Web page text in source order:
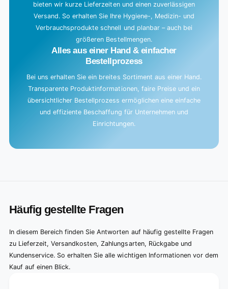
bieten wir kurze Lieferzeiten und einen zuverlässigen
Versand. So erhalten Sie Ihre Hygiene-, Medizin- und
Verbrauchsprodukte schnell und planbar – auch bei
größeren Bestellmengen.
Alles aus einer Hand & einfacher
Bestellprozess
Bei uns erhalten Sie ein breites Sortiment aus einer Hand.
Transparente Produktinformationen, faire Preise und ein
übersichtlicher Bestellprozess ermöglichen eine einfache
und effiziente Beschaffung für Unternehmen und
Einrichtungen.
Häufig gestellte Fragen
In diesem Bereich finden Sie Antworten auf häufig gestellte Fragen
zu Lieferzeit, Versandkosten, Zahlungsarten, Rückgabe und
Kundenservice. So erhalten Sie alle wichtigen Informationen vor dem
Kauf auf einen Blick.